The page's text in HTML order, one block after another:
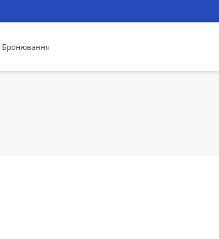
Бронювання